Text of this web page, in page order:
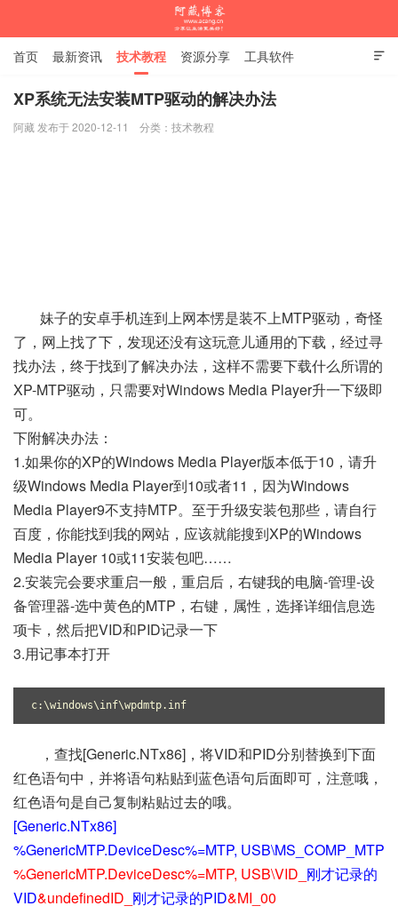

首页 最新资讯 技术教程 资源分享 工具软件
杂谈随笔
XP系统无法安装MTP驱动的解决办法
阿藏 发布于 2020-12-11 分类： 技术教程
妹子的安卓手机连到上网本愣是装不上MTP驱动，奇怪
了，网上找了下，发现还没有这玩意儿通用的下载，经过寻
找办法，终于找到了解决办法，这样不需要下载什么所谓的
XP-MTP驱动，只需要对Windows Media Player升一下级即
可。
下附解决办法：
1.如果你的XP的Windows Media Player版本低于10，请升
级Windows Media Player到10或者11，因为Windows
Media Player9不支持MTP。至于升级安装包那些，请自行
百度，你能找到我的网站，应该就能搜到XP的Windows
Media Player 10或11安装包吧……
2.安装完会要求重启一般，重启后，右键我的电脑-管理-设
备管理器-选中黄色的MTP，右键，属性，选择详细信息选
项卡，然后把VID和PID记录一下
3.用记事本打开
c:\windows\inf\wpdmtp.inf
，查找[Generic.NTx86]，将VID和PID分别替换到下面
红色语句中，并将语句粘贴到蓝色语句后面即可，注意哦，
红色语句是自己复制粘贴过去的哦。
[Generic.NTx86]
%GenericMTP.DeviceDesc%=MTP, USB\MS_COMP_MTP
%GenericMTP.DeviceDesc%=MTP, USB\VID_ 刚才记录的
VID&undefinedID_ 刚才记录的PID&MI_00